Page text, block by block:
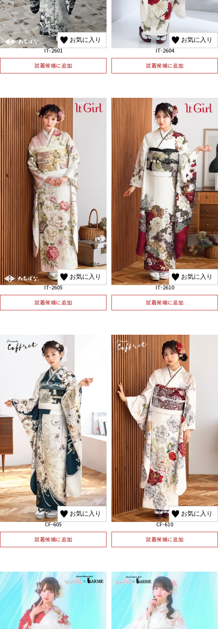
お気に入り
IT-2601
試着候補に追加
お気に入り
IT-2604
試着候補に追加
お気に入り
IT-2605
試着候補に追加
お気に入り
IT-2610
試着候補に追加
お気に入り
CF-605
試着候補に追加
お気に入り
CF-610
試着候補に追加